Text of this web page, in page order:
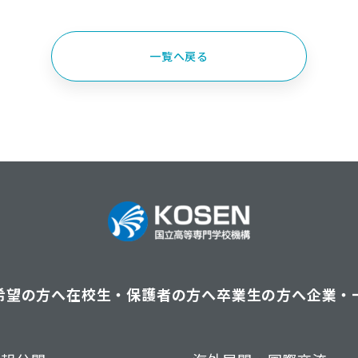
一覧へ戻る
望の方へ在校生・保護者の方へ卒業生の方へ企業・